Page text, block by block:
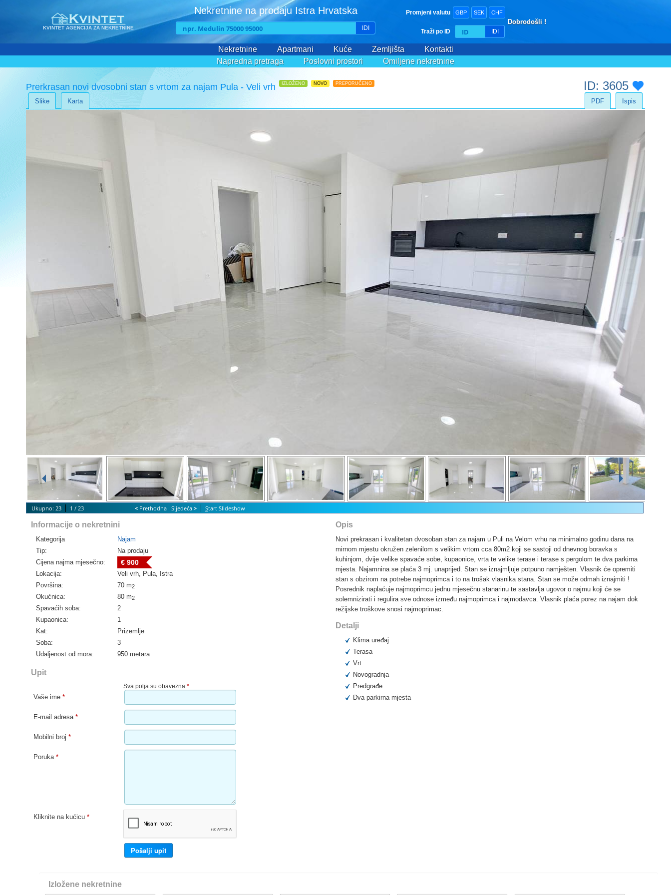
KVINTET AGENCIJA ZA NEKRETNINE
Nekretnine na prodaju Istra Hrvatska
IDI
Promjeni valutu GBP SEK CHF
Traži po ID IDI
Dobrodošli !
Nekretnine Apartmani Kuće Zemljišta
Kontakti
Napredna pretraga
Poslovni prostori Omiljene nekretnine
Prerkrasan novi dvosobni stan s vrtom za najam Pula - Veli vrh IZLOŽENO NOVO PREPORUČENO ID: 3605
Slike Karta Ispis
PDF
Ukupno: 23 1 / 23 < Prethodna Sljedeća > Start Slideshow
Informacije o nekretnini
Kategorija
Najam
Tip:
Na prodaju
Cijena najma mjesečno:
€ 900
Lokacija:
Veli vrh, Pula, Istra
Površina:
70 m2
Okućnica: 80 m2
Spavaćih soba:
2
Kupaonica:
1
Kat:
Prizemlje
Soba:
3
Udaljenost od mora:
950 metara
Upit
Sva polja su obavezna *
Vaše ime *
E-mail adresa *
Mobilni broj *
Poruka *
Kliknite na kućicu *
Opis
Novi prekrasan i kvalitetan dvosoban stan za najam u Puli na Velom vrhu na minimalno godinu dana na
mirnom mjestu okružen zelenilom s velikim vrtom cca 80m2 koji se sastoji od dnevnog boravka s
kuhinjom, dvije velike spavaće sobe, kupaonice, vrta te velike terase i terase s pergolom te dva parkirna
mjesta. Najamnina se plaća 3 mj. unaprijed. Stan se iznajmljuje potpuno namješten. Vlasnik će opremiti
stan s obzirom na potrebe najmoprimca i to na trošak vlasnika stana. Stan se može odmah iznajmiti !
Posrednik naplaćuje najmoprimcu jednu mjesečnu stanarinu te sastavlja ugovor o najmu koji će se
solemnizirati i regulira sve odnose između najmoprimca i najmodavca. Vlasnik plaća porez na najam dok
režijske troškove snosi najmoprimac.
Detalji
Klima uređaj
Terasa
Vrt
Novogradnja
Predgrađe
Dva parkirna mjesta
Izložene nekretnine